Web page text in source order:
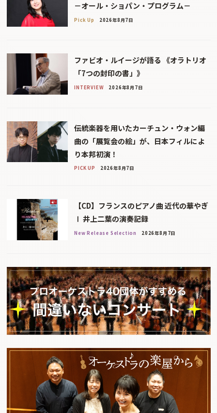
－オール・ショパン・プログラム－
Pick Up 2026年8月7日
ファビオ・ルイージが語る 《オラトリオ
「7つの封印の書」》
INTERVIEW 2026年8月7日
伝統楽器を用いたカーチュン・ウォン編
曲の「展覧会の絵」が、日本フィルによ
り本邦初演！
PICK UP 2026年8月7日
【CD】フランスのピアノ曲 近代の華やぎ
Ⅰ 井上二葉の演奏記録
New Release Selection 2026年8月7日